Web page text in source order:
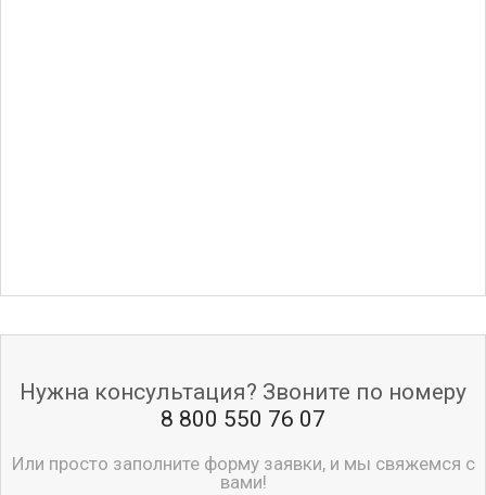
Нужна консультация? Звоните по номеру
8 800 550 76 07
Или просто заполните форму заявки, и мы свяжемся с
вами!